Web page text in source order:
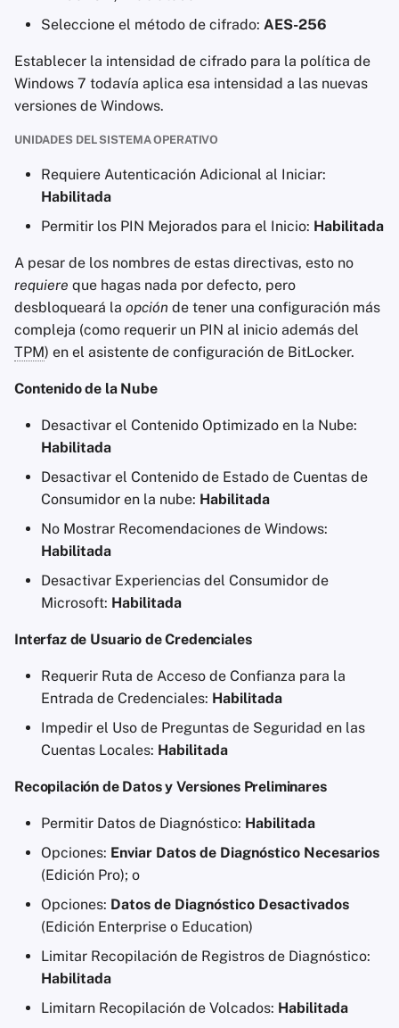
Seleccione el método de cifrado: AES-256
Establecer la intensidad de cifrado para la política de
Windows 7 todavía aplica esa intensidad a las nuevas
versiones de Windows.
UNIDADES DEL SISTEMA OPERATIVO
Requiere Autenticación Adicional al Iniciar:
Habilitada
Permitir los PIN Mejorados para el Inicio: Habilitada
A pesar de los nombres de estas directivas, esto no
requiere que hagas nada por defecto, pero
desbloqueará la opción de tener una configuración más
compleja (como requerir un PIN al inicio además del
TPM) en el asistente de configuración de BitLocker.
Contenido de la Nube
Desactivar el Contenido Optimizado en la Nube:
Habilitada
Desactivar el Contenido de Estado de Cuentas de
Consumidor en la nube: Habilitada
No Mostrar Recomendaciones de Windows:
Habilitada
Desactivar Experiencias del Consumidor de
Microsoft: Habilitada
Interfaz de Usuario de Credenciales
Requerir Ruta de Acceso de Confianza para la
Entrada de Credenciales: Habilitada
Impedir el Uso de Preguntas de Seguridad en las
Cuentas Locales: Habilitada
Recopilación de Datos y Versiones Preliminares
Permitir Datos de Diagnóstico: Habilitada
Opciones: Enviar Datos de Diagnóstico Necesarios
(Edición Pro); o
Opciones: Datos de Diagnóstico Desactivados
(Edición Enterprise o Education)
Limitar Recopilación de Registros de Diagnóstico:
Habilitada
Limitarn Recopilación de Volcados: Habilitada